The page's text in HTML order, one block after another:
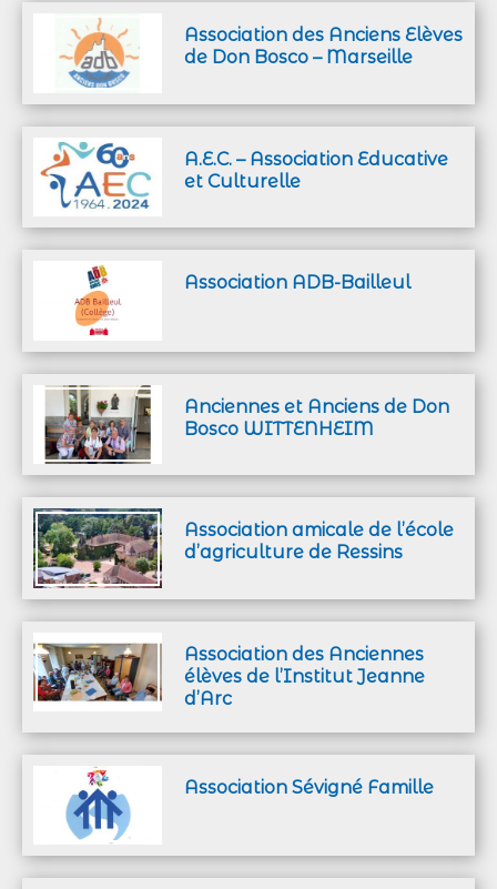
Association des Anciens Elèves
de Don Bosco – Marseille
A.E.C. – Association Educative
et Culturelle
Association ADB-Bailleul
Anciennes et Anciens de Don
Bosco WITTENHEIM
Association amicale de l’école
d’agriculture de Ressins
Association des Anciennes
élèves de l’Institut Jeanne
d’Arc
Association Sévigné Famille